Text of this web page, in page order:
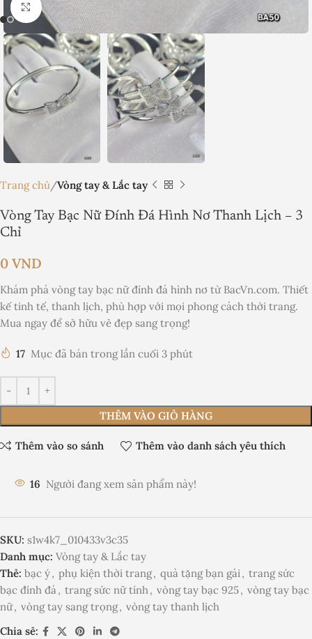
Nhấp để phóng to
Trang chủ Vòng tay & Lắc tay
Vòng Tay Bạc Nữ Đính Đá Hình Nơ Thanh Lịch – 3
Chỉ
0 VND
Khám phá vòng tay bạc nữ đính đá hình nơ từ BacVn.com. Thiết
kế tinh tế, thanh lịch, phù hợp với mọi phong cách thời trang.
Mua ngay để sở hữu vẻ đẹp sang trọng!
17 Mục đã bán trong lần cuối 3 phút
THÊM VÀO GIỎ HÀNG
Thêm vào so sánh Thêm vào danh sách yêu thích
16 Người đang xem sản phẩm này!
SKU: s1w4k7_010433v3c35
Danh mục: Vòng tay & Lắc tay
Thẻ: bạc ý, phụ kiện thời trang, quà tặng bạn gái , trang sức
bạc đính đá , trang sức nữ tính , vòng tay bạc 925, vòng tay bạc
nữ, vòng tay sang trọng, vòng tay thanh lịch
Chia sẻ: